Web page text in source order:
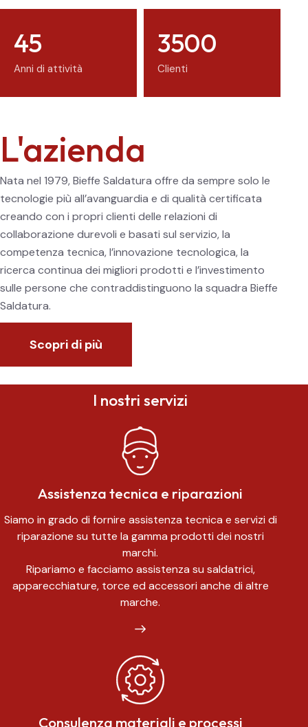
45
Anni di attività
3500
Clienti
L'azienda
Nata nel 1979, Bieffe Saldatura offre da sempre solo le
tecnologie più all’avanguardia e di qualità certificata
creando con i propri clienti delle relazioni di
collaborazione durevoli e basati sul servizio, la
competenza tecnica, l’innovazione tecnologica, la
ricerca continua dei migliori prodotti e l’investimento
sulle persone che contraddistinguono la squadra Bieffe
Saldatura.
Scopri di più
I nostri servizi
Assistenza tecnica e riparazioni
Siamo in grado di fornire assistenza tecnica e servizi di
riparazione su tutte la gamma prodotti dei nostri
marchi.
Ripariamo e facciamo assistenza su saldatrici,
apparecchiature, torce ed accessori anche di altre
marche.
Consulenza materiali e processi